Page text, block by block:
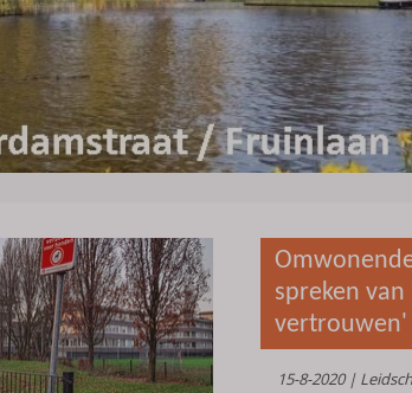
spreken
vertrouwen'
15-8-2020 |